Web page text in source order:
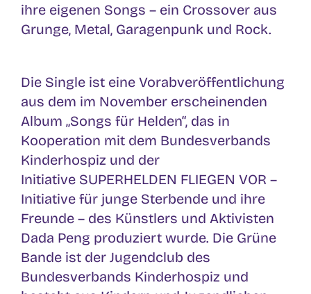
ihre eigenen Songs – ein Crossover aus
Grunge, Metal, Garagenpunk und Rock.
Die Single ist eine Vorabveröffentlichung
aus dem im November erscheinenden
Album „Songs für Helden“, das in
Kooperation mit dem Bundesverbands
Kinderhospiz und der
Initiative SUPERHELDEN FLIEGEN VOR –
Initiative für junge Sterbende und ihre
Freunde – des Künstlers und Aktivisten
Dada Peng produziert wurde. Die Grüne
Bande ist der Jugendclub des
Bundesverbands Kinderhospiz und